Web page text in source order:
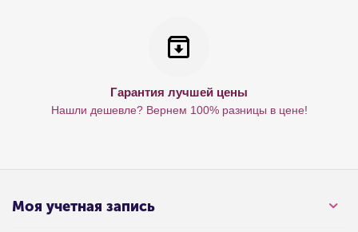
Гарантия лучшей цены
Нашли дешевле? Вернем 100% разницы в цене!
Моя учетная запись